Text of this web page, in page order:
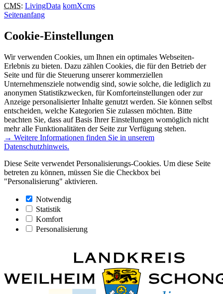
CMS: LivingData komXcms
Seitenanfang
Cookie-Einstellungen
Wir verwenden Cookies, um Ihnen ein optimales Webseiten-
Erlebnis zu bieten. Dazu zählen Cookies, die für den Betrieb der
Seite und für die Steuerung unserer kommerziellen
Unternehmensziele notwendig sind, sowie solche, die lediglich zu
anonymen Statistikzwecken, für Komforteinstellungen oder zur
Anzeige personalisierter Inhalte genutzt werden. Sie können selbst
entscheiden, welche Kategorien Sie zulassen möchten. Bitte
beachten Sie, dass auf Basis Ihrer Einstellungen womöglich nicht
mehr alle Funktionalitäten der Seite zur Verfügung stehen.
→ Weitere Informationen finden Sie in unserem
Datenschutzhinweis.
Diese Seite verwendet Personalisierungs-Cookies. Um diese Seite
betreten zu können, müssen Sie die Checkbox bei
"Personalisierung" aktivieren.
Notwendig
Statistik
Komfort
Personalisierung